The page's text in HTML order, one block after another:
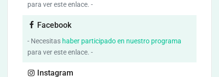
para ver este enlace. -
Facebook
- Necesitas haber participado en nuestro programa
para ver este enlace. -
Instagram